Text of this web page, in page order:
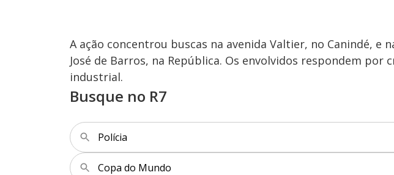
A ação concentrou buscas na avenida Valtier, no Canindé, e
José de Barros, na República. Os envolvidos respondem
industrial.
Busque no R7
Polícia
Copa do Mundo